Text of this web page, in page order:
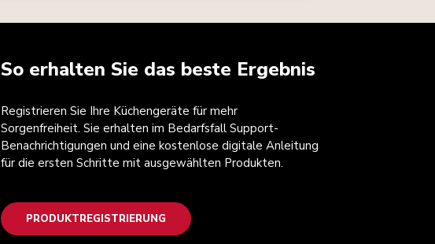
So erhalten Sie das beste Ergebnis
Registrieren Sie Ihre Küchengeräte für mehr
Sorgenfreiheit. Sie erhalten im Bedarfsfall Support-
Benachrichtigungen und eine kostenlose digitale Anleitung
für die ersten Schritte mit ausgewählten Produkten.
PRODUKTREGISTRIERUNG